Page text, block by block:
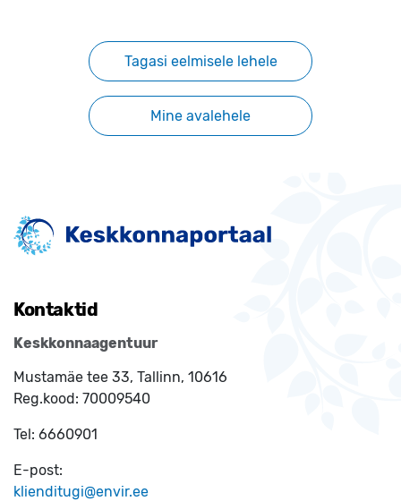
Tagasi eelmisele lehele
Mine avalehele
Kontaktid
Keskkonnaagentuur
Mustamäe tee 33, Tallinn, 10616
Reg.kood: 70009540
Tel: 6660901
E-post:
klienditugi@envir.ee